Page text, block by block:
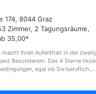
174, 8044 Graz
Zimmer, 2 Tagungsräume,
35,00*
macht Ihren Aufenthalt in der
Besonderem. Das 4 Sterne
egal ob Sie beruflich,...